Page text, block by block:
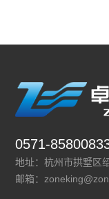
0571-
地址：杭州市拱墅区
邮箱：